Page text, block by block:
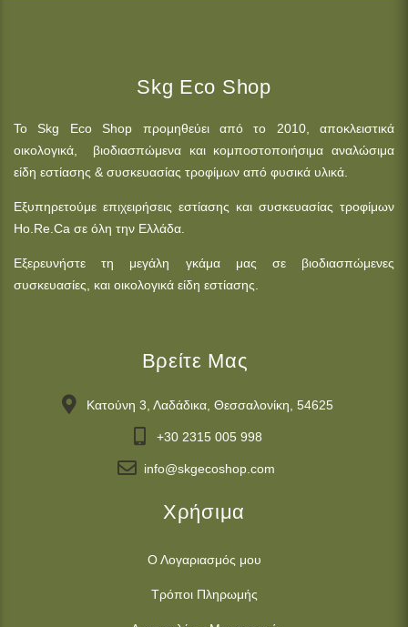
Skg Eco Shop
Το Skg Eco Shop προμηθεύει από το 2010, αποκλειστικά
οικολογικά, βιοδιασπώμενα και κομποστοποιήσιμα αναλώσιμα
είδη εστίασης & συσκευασίας τροφίμων από φυσικά υλικά.
Εξυπηρετούμε επιχειρήσεις εστίασης και συσκευασίας τροφίμων
Ho.Re.Ca σε όλη την Ελλάδα.
Εξερευνήστε τη μεγάλη γκάμα μας σε βιοδιασπώμενες
συσκευασίες, και οικολογικά είδη εστίασης.
Βρείτε Μας
Κατούνη 3, Λαδάδικα, Θεσσαλονίκη, 54625
+30 2315 005 998
info@skgecoshop.com
Χρήσιμα
Ο Λογαριασμός μου
Τρόποι Πληρωμής